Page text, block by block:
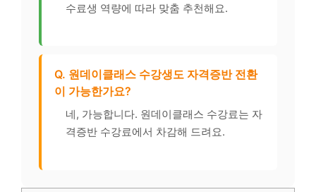
수료생 역량에 따라 맞춤 추천해요.
Q. 원데이클래스 수강생도 자격증반 전환
이 가능한가요?
네, 가능합니다. 원데이클래스 수강료는 자
격증반 수강료에서 차감해 드려요.